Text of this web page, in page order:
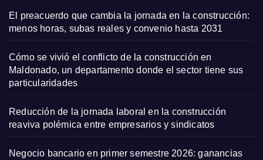
El preacuerdo que cambia la jornada en la construcción:
menos horas, subas reales y convenio hasta 2031
Cómo se vivió el conflicto de la construcción en
Maldonado, un departamento donde el sector tiene sus
particularidades
Reducción de la jornada laboral en la construcción
reaviva polémica entre empresarios y sindicatos
Negocio bancario en primer semestre 2026: ganancias